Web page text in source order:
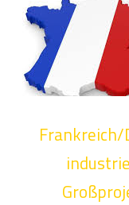
Frankreich/